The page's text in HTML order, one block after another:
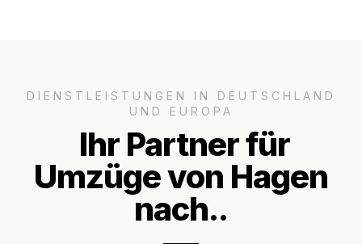
DIENSTLEISTUNGEN IN DEUTSCHLAND
UND EUROPA
Ihr Partner für
Umzüge von Hagen
nach..